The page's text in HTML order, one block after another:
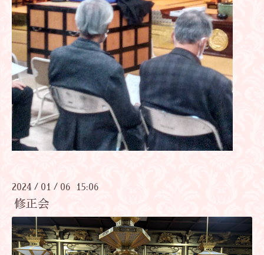
2024 / 01 / 06 15:06
修正会